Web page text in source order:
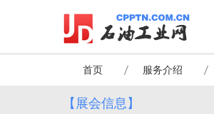
首页 服务介绍
【展会信息】